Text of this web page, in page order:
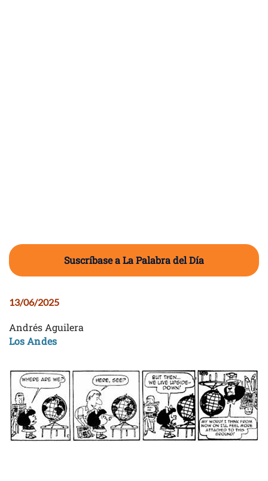
Suscríbase a La Palabra del Día
13/06/2025
Andrés Aguilera
Los Andes